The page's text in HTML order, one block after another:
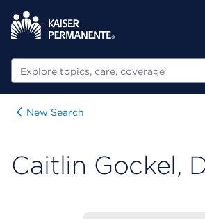
Buscar
New Search
Caitlin Gockel,